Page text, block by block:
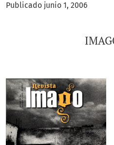
Publicado junio 1, 2006